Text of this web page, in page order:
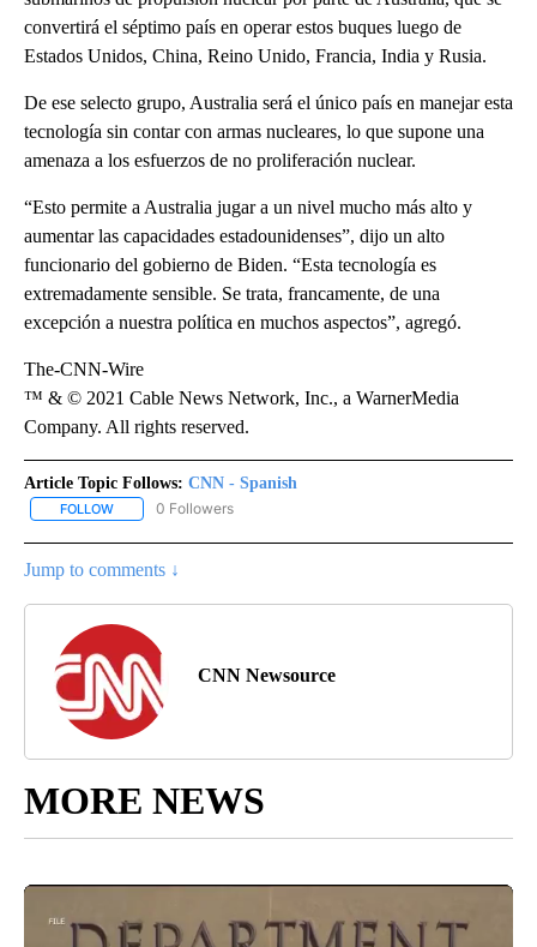
convertirá el séptimo país en operar estos buques luego de
Estados Unidos, China, Reino Unido, Francia, India y Rusia.
De ese selecto grupo, Australia será el único país en manejar esta
tecnología sin contar con armas nucleares, lo que supone una
amenaza a los esfuerzos de no proliferación nuclear.
“Esto permite a Australia jugar a un nivel mucho más alto y
aumentar las capacidades estadounidenses”, dijo un alto
funcionario del gobierno de Biden. “Esta tecnología es
extremadamente sensible. Se trata, francamente, de una
excepción a nuestra política en muchos aspectos”, agregó.
The-CNN-Wire
™ & © 2021 Cable News Network, Inc., a WarnerMedia
Company. All rights reserved.
Article Topic Follows: CNN - Spanish
FOLLOW FOLLOW "CNN - SPANISH" TO RECEIVE NOTIFICATIONS ABOUT
0 Followers
Jump to comments ↓
CNN Newsource
MORE NEWS